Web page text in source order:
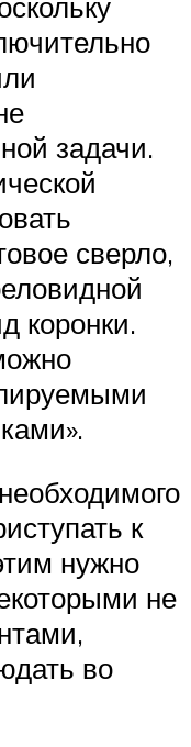
задачи.
сверло,
коронки.
к
нужно
не
во